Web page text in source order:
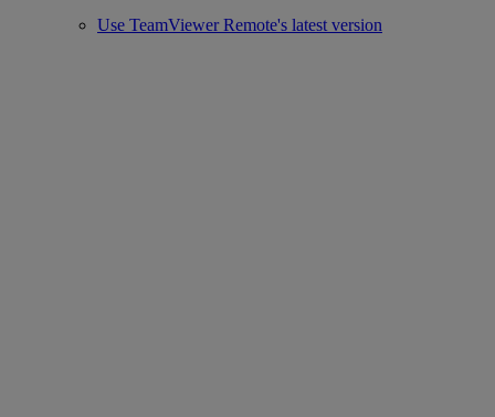
Use TeamViewer Remote's latest version